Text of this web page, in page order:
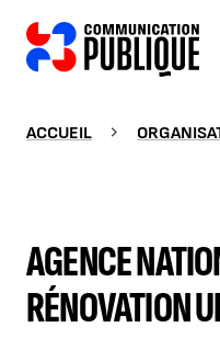
ACCUEIL
AGENCE
RÉNOVATION